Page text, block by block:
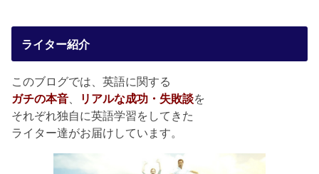
ライター紹介
このブログでは、英語に関する
ガチの本音
リアルな成功・失敗談を
それぞれ独自に英語学習をしてきた
ライター達がお届けしています。